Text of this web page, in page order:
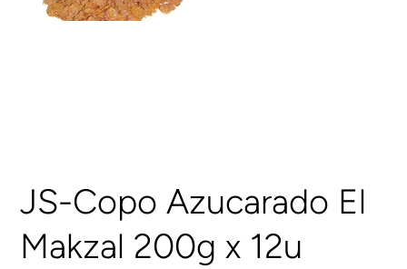
JS-Copo Azucarado El
Makzal 200g x 12u